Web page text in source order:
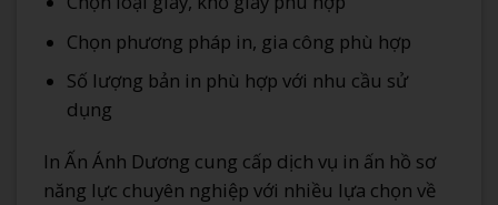
Chọn phương pháp in, gia công phù hợp
Số lượng bản in phù hợp với nhu cầu sử
dụng
In Ấn Ánh Dương cung cấp dịch vụ in ấn hồ sơ
năng lực chuyên nghiệp với nhiều lựa chọn về